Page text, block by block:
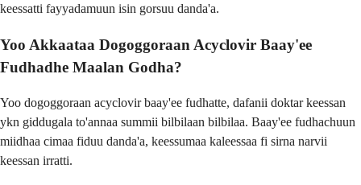
keessatti fayyadamuun isin gorsuu danda'a.
Yoo Akkaataa Dogoggoraan Acyclovir Baay'ee
Fudhadhe Maalan Godha?
Yoo dogoggoraan acyclovir baay'ee fudhatte, dafanii doktar keessan
ykn giddugala to'annaa summii bilbilaan bilbilaa. Baay'ee fudhachuun
miidhaa cimaa fiduu danda'a, keessumaa kaleessaa fi sirna narvii
keessan irratti.